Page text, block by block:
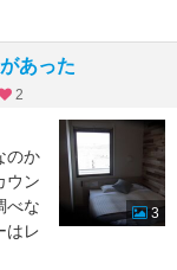
あった
2
のか
ウン
べな
はレ
3